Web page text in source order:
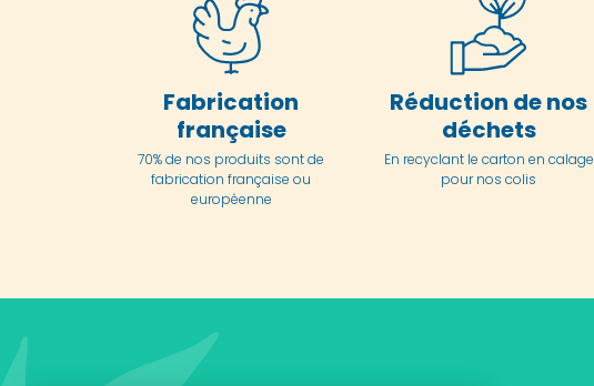
Fabrication
française
70% de nos produits sont de
fabrication française ou
européenne
Réduction de nos
déchets
En recyclant le carton en calage
pour nos colis